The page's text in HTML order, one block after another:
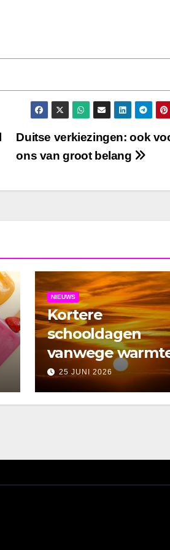
Duitse verkiezingen: ook
ons van groot belang
NIEUWS
Kortere
schooldagen
vanwege
25 JUNI 2026